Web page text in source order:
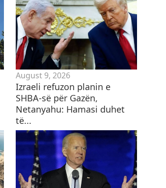
August 9, 2026
Izraeli refuzon planin e
SHBA-së për Gazën,
Netanyahu: Hamasi duhet
të...